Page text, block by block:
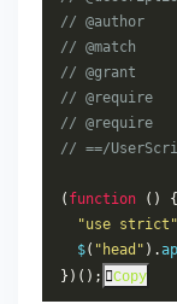
// @author
// @match
// @grant
// @require
// @require
// ==/
( function ()
{
"use strict"
  $
( "head" ).
})();
Copy